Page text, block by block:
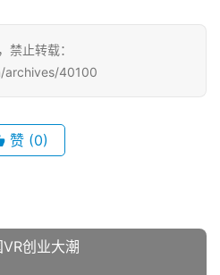
禁止转载：
archives/40100
赞 (0)
创业大潮